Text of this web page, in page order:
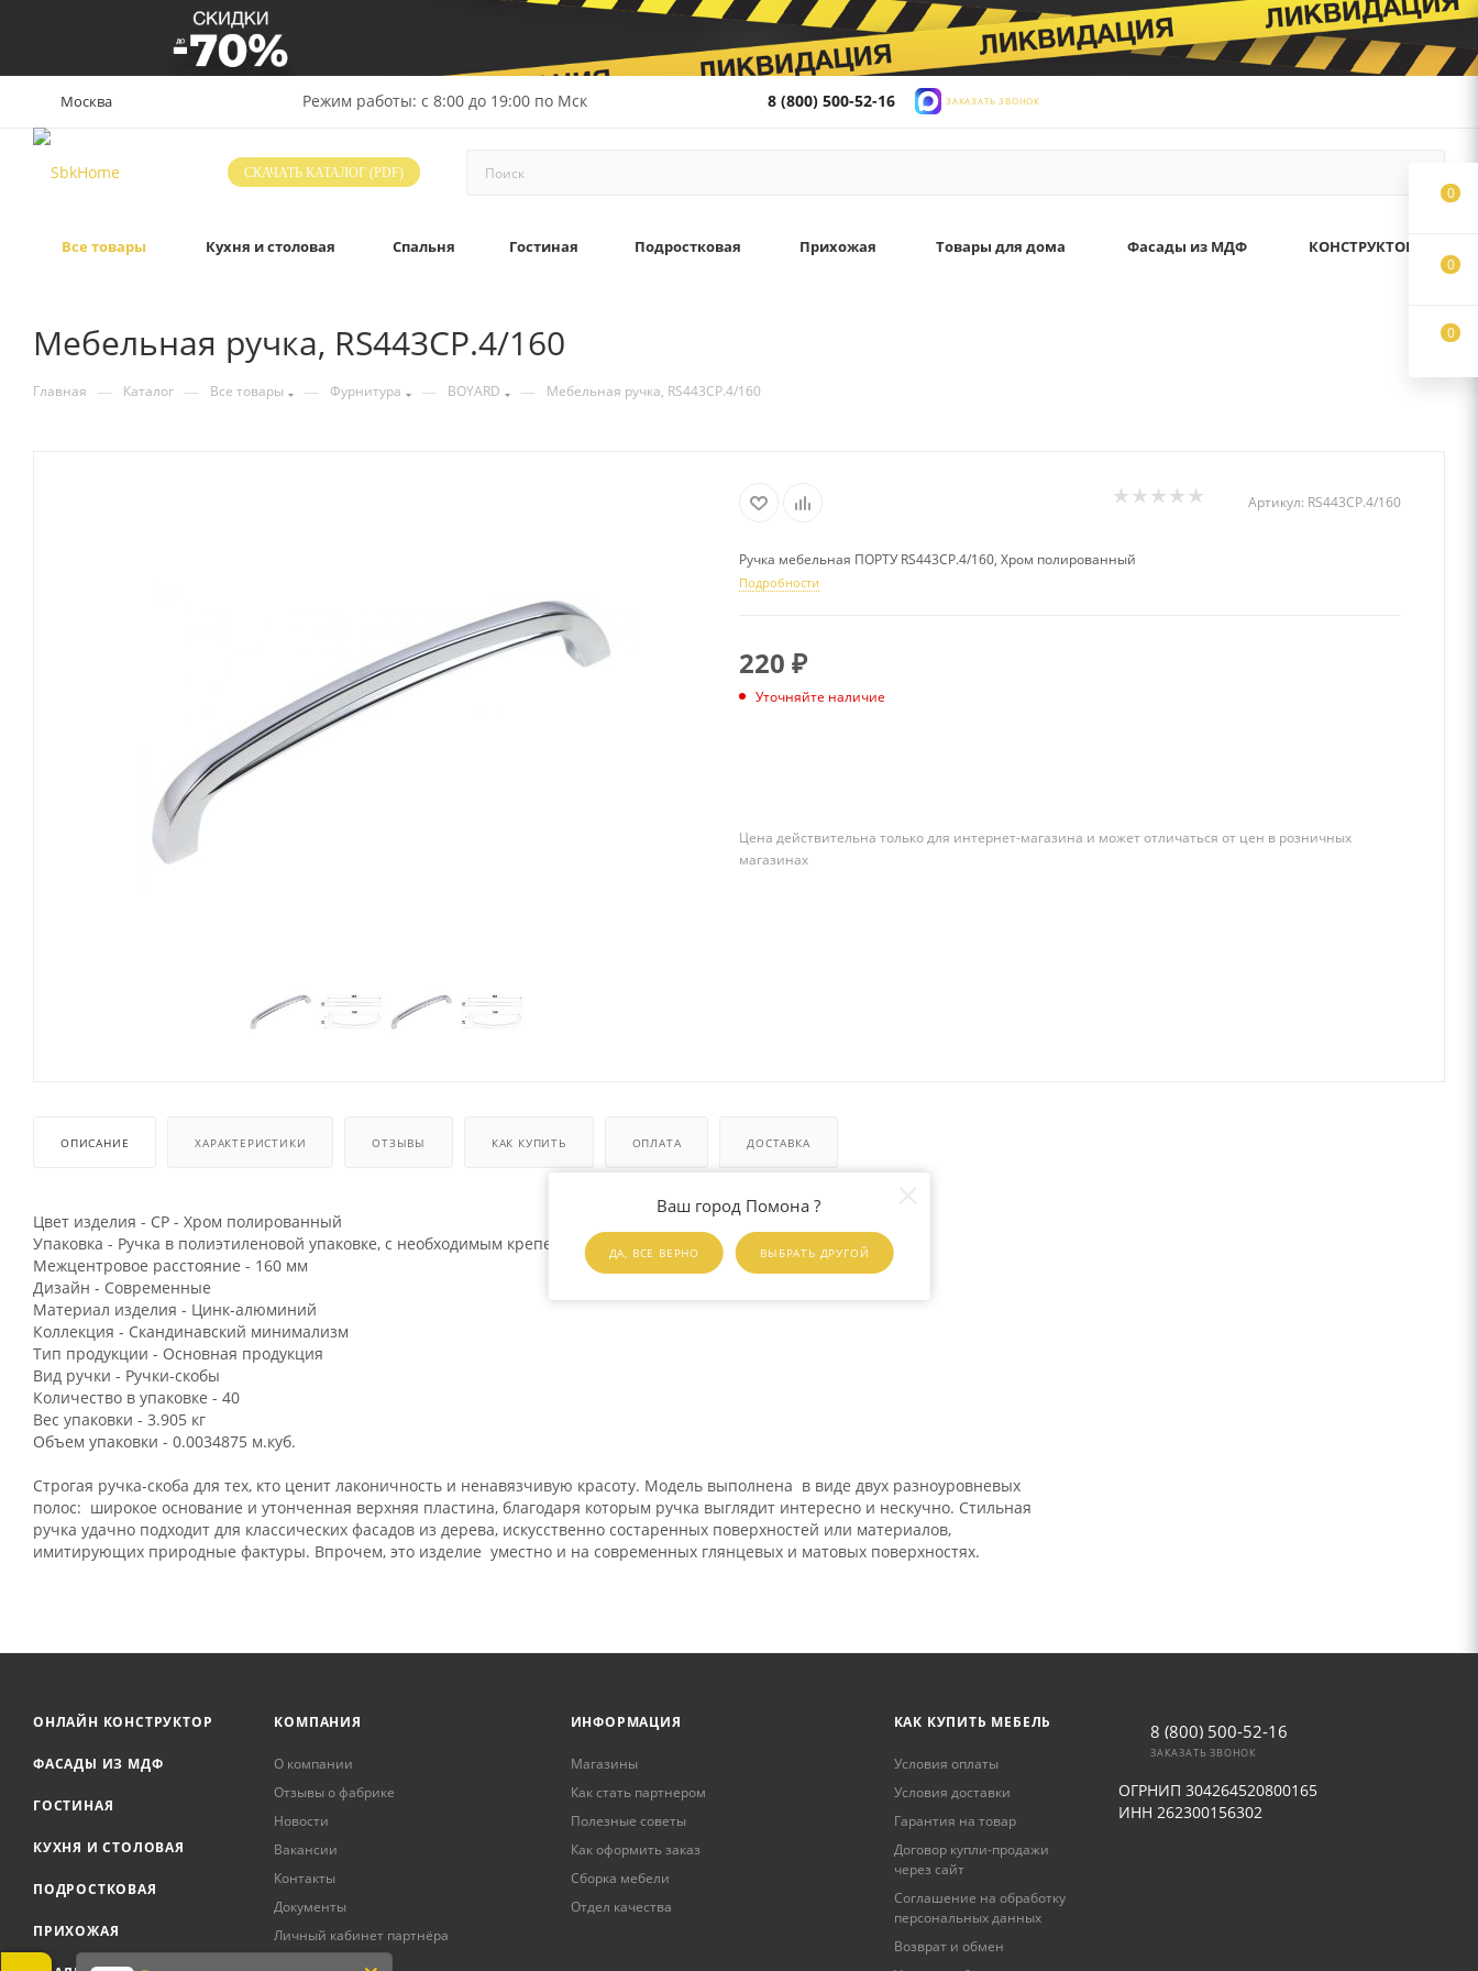
Москва
Ваш город Помона ?
ДА, ВСЕ ВЕРНО ВЫБРАТЬ ДРУГОЙ
Режим работы: с 8:00 до 19:00 по Мск 8 (800) 500-52-16 ЗАКАЗАТЬ ЗВОНОК
СКАЧАТЬ КАТАЛОГ (PDF)
Все товары Кухня и столовая Спальня Гостиная Подростковая Прихожая Товары для дома Фасады из МДФ КОНСТРУКТОР
Мебельная ручка, RS443CP.4/160
Главная — Каталог — Все товары — Фурнитура — BOYARD — Мебельная ручка, RS443CP.4/160
Артикул: RS443CP.4/160
Ручка мебельная ПОРТУ RS443CP.4/160, Хром полированный
Подробности
220 ₽
Уточняйте наличие
Цена действительна только для интернет-магазина и может отличаться от цен в розничных
магазинах
ОПИСАНИЕ ХАРАКТЕРИСТИКИ ОТЗЫВЫ КАК КУПИТЬ ОПЛАТА ДОСТАВКА
Цвет изделия - CP - Хром полированный
Упаковка - Ручка в полиэтиленовой упаковке, с необходимым крепежом 4*22
Межцентровое расстояние - 160 мм
Дизайн - Современные
Материал изделия - Цинк-алюминий
Коллекция - Скандинавский минимализм
Тип продукции - Основная продукция
Вид ручки - Ручки-скобы
Количество в упаковке - 40
Вес упаковки - 3.905 кг
Объем упаковки - 0.0034875 м.куб.
Строгая ручка-скоба для тех, кто ценит лаконичность и ненавязчивую красоту. Модель выполнена в виде двух разноуровневых
полос: широкое основание и утонченная верхняя пластина, благодаря которым ручка выглядит интересно и нескучно. Стильная
ручка удачно подходит для классических фасадов из дерева, искусственно состаренных поверхностей или материалов,
имитирующих природные фактуры. Впрочем, это изделие уместно и на современных глянцевых и матовых поверхностях.
ОНЛАЙН КОНСТРУКТОР
ФАСАДЫ ИЗ МДФ
ГОСТИНАЯ
КУХНЯ И СТОЛОВАЯ
ПОДРОСТКОВАЯ
ПРИХОЖАЯ
КОМПАНИЯ
О компании
Отзывы о фабрике
Новости
Вакансии
Контакты
Документы
Личный кабинет партнёра
ИНФОРМАЦИЯ
Магазины
Как стать партнером
Полезные советы
Как оформить заказ
Сборка мебели
Отдел качества
КАК КУПИТЬ МЕБЕЛЬ
Условия оплаты
Условия доставки
Гарантия на товар
Договор купли-продажи
через сайт
Соглашение на обработку
персональных данных
Возврат и обмен
8 (800) 500-52-16
ЗАКАЗАТЬ ЗВОНОК
ОГРНИП 304264520800165
ИНН 262300156302
0
0
0